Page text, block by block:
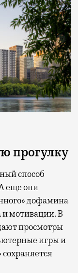
прогулку
способ
еще они
дофамина
мотивации. В
просмотры
игры и